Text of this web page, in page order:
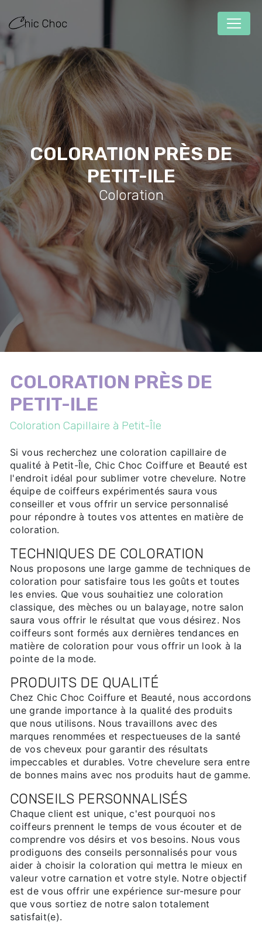
COLORATION PRÈS DE
PETIT-ILE
Coloration
COLORATION PRÈS DE
PETIT-ILE
Coloration Capillaire à Petit-Île
Si vous recherchez une coloration capillaire de
qualité à Petit-Île, Chic Choc Coiffure et Beauté est
l'endroit idéal pour sublimer votre chevelure. Notre
équipe de coiffeurs expérimentés saura vous
conseiller et vous offrir un service personnalisé
pour répondre à toutes vos attentes en matière de
coloration.
TECHNIQUES DE COLORATION
Nous proposons une large gamme de techniques de
coloration pour satisfaire tous les goûts et toutes
les envies. Que vous souhaitiez une coloration
classique, des mèches ou un balayage, notre salon
saura vous offrir le résultat que vous désirez. Nos
coiffeurs sont formés aux dernières tendances en
matière de coloration pour vous offrir un look à la
pointe de la mode.
PRODUITS DE QUALITÉ
Chez Chic Choc Coiffure et Beauté, nous accordons
une grande importance à la qualité des produits
que nous utilisons. Nous travaillons avec des
marques renommées et respectueuses de la santé
de vos cheveux pour garantir des résultats
impeccables et durables. Votre chevelure sera entre
de bonnes mains avec nos produits haut de gamme.
CONSEILS PERSONNALISÉS
Chaque client est unique, c'est pourquoi nos
coiffeurs prennent le temps de vous écouter et de
comprendre vos désirs et vos besoins. Nous vous
prodiguons des conseils personnalisés pour vous
aider à choisir la coloration qui mettra le mieux en
valeur votre carnation et votre style. Notre objectif
est de vous offrir une expérience sur-mesure pour
que vous sortiez de notre salon totalement
satisfait(e).